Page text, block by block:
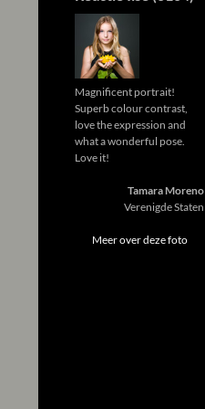
Magnificent portrait!
Superb colour contrast,
love the expression and
what a wonderful pose.
Love it!
Tamara Moreno
Verenigde Staten
Meer over deze foto